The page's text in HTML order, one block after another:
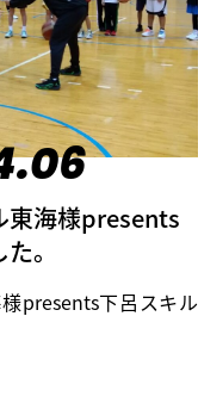
東海様presents
。
presents下呂スキル